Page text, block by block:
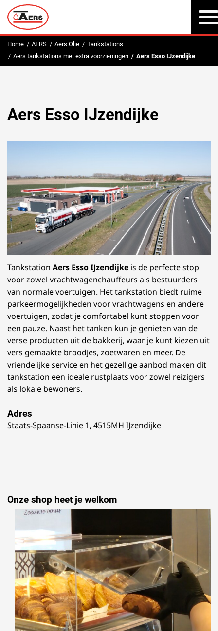
Home AERS Aers Olie
Tankstations
Aers tankstations met extra voorzieningen
Aers Esso IJzendijke
Aers Esso IJzendijke
Tankstation Aers Esso IJzendijke is de perfecte stop
voor zowel vrachtwagenchauffeurs als bestuurders
van normale voertuigen. Het tankstation biedt ruime
parkeermogelijkheden voor vrachtwagens en andere
voertuigen, zodat je comfortabel kunt stoppen voor
een pauze. Naast het tanken kun je genieten van de
verse producten uit de bakkerij, waar je kunt kiezen uit
vers gemaakte broodjes, zoetwaren en meer. De
vriendelijke service en het gezellige aanbod maken dit
tankstation een ideale rustplaats voor zowel reizigers
als lokale bewoners.
Adres
Staats-Spaanse-Linie 1, 4515MH IJzendijke
Onze shop heet je welkom